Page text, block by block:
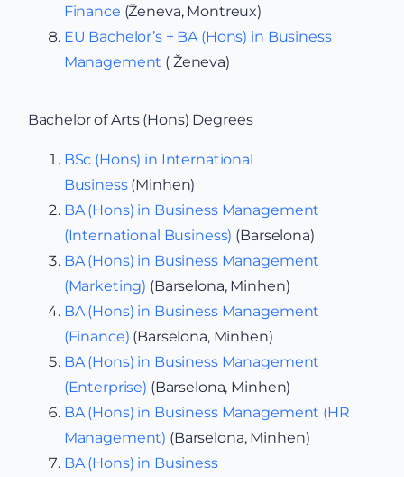
Finance (Ženeva, Montreux)
EU Bachelor’s + BA (Hons) in Business
Management ( Ženeva)
Bachelor of Arts (Hons) Degrees
BSc (Hons) in International
Business(Minhen)
BA (Hons) in Business Management
(International Business) (Barselona)
BA (Hons) in Business Management
(Marketing) (Barselona, Minhen)
BA (Hons) in Business Management
(Finance) (Barselona, Minhen)
BA (Hons) in Business Management
(Enterprise) (Barselona, Minhen)
BA (Hons) in Business Management (HR
Management) (Barselona, Minhen)
BA (Hons) in Business